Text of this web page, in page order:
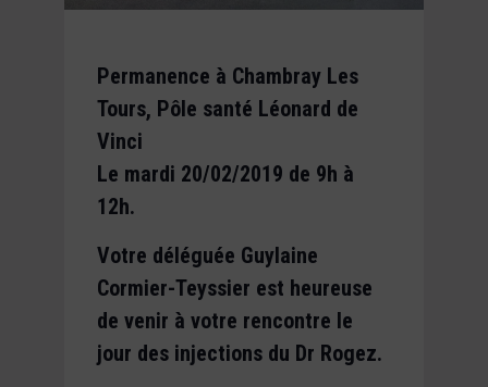
Permanence à Chambray Les
Tours, Pôle santé Léonard de
Vinci
Le mardi 20/02/2019 de 9h à
12h.
Votre déléguée Guylaine
Cormier-Teyssier est heureuse
de venir à votre rencontre le
jour des injections du Dr Rogez.